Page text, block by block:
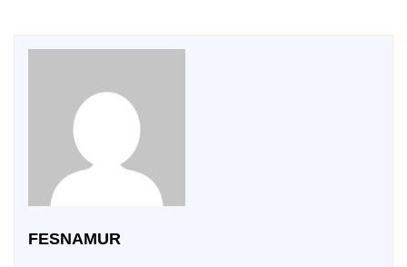
FESNAMUR